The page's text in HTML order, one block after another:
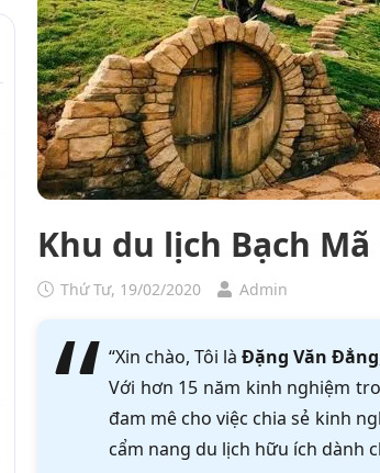
Khu du lịch Bạch
Thứ Tư, 19/02/2020 Admin
“Xin chào, Tôi làĐặng Văn Đẳng
Với hơn 15 năm kinh nghiệm
đam mê cho việc chia sẻ kinh
cẩm nang du lịch hữu ích dành